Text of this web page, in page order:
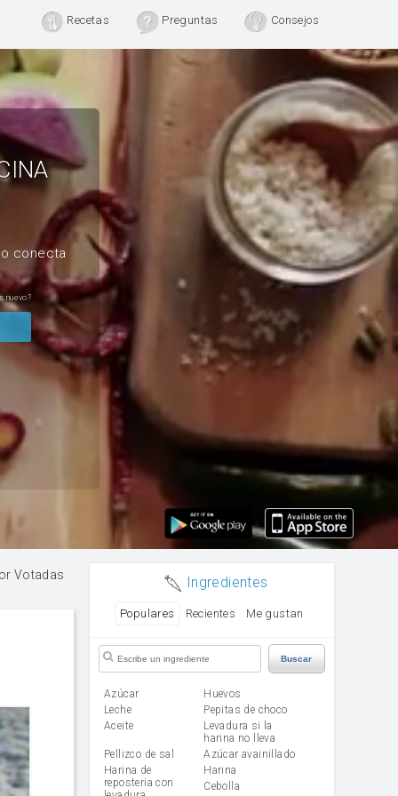
Recetas Preguntas Consejos
conecta
nuevo?
Votadas Ingredientes
Populares Recientes Me gustan
Buscar
Azúcar
huevos
leche
Pepitas de choco
aceite
Levadura si la
harina no lleva
Pellizco de sal
Azúcar avainillado
Harina de
reposteria con
harina
cebolla